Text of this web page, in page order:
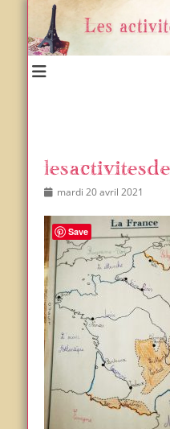
Postedmardi 20 avril 2021
Save